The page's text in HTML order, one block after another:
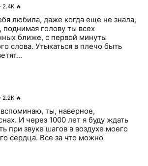
2.4K 🔥
любила, даже когда еще не знала,
голову ты всех
ближе, с первой минуты
слова. Утыкаться в плечо быть
2.2K 🔥
ты, наверное,
И через 1000 лет я буду ждать
при звуке шагов в воздухе моего
сердца. Все за что можно